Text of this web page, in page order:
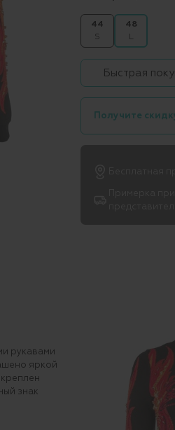
44
S
48
L
Быстрая
Получите
рукавами
яркой
знак